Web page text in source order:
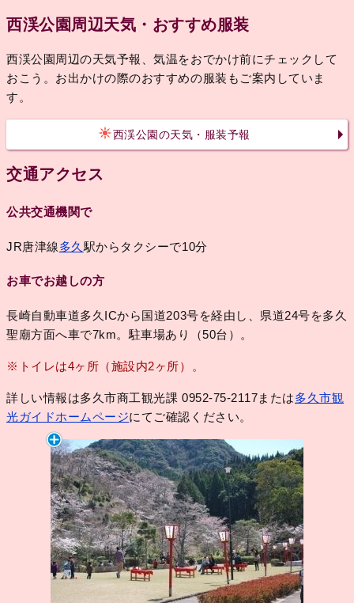
西渓公園周辺天気・おすすめ服装
西渓公園周辺の天気予報、気温をおでかけ前にチェックして
おこう。お出かけの際のおすすめの服装もご案内していま
す。
西渓公園の天気・服装予報
交通アクセス
公共交通機関で
JR唐津線多久 駅からタクシーで10分
お車でお越しの方
長崎自動車道多久ICから国道203号を経由し、県道24号を多久
聖廟方面へ車で7km。駐車場あり（50台）。
※トイレは4ヶ所（施設内2ヶ所）。
詳しい情報は多久市商工観光課 0952-75-2117または多久市観
光ガイドホームページにてご確認ください。